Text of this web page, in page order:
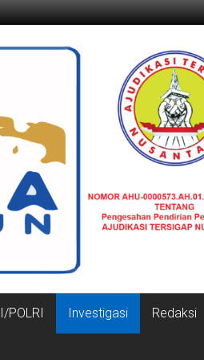
POLRI Investigasi Redaksi